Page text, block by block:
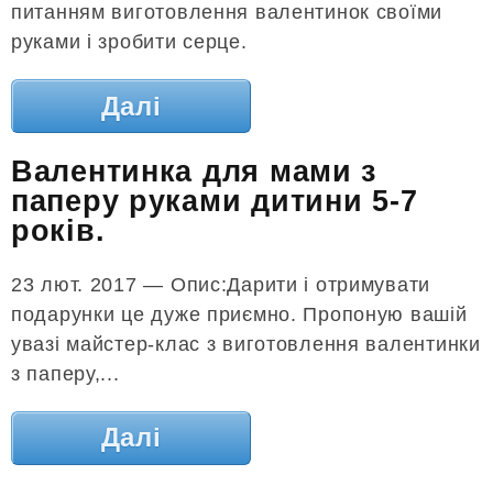
питанням виготовлення валентинок своїми
руками і зробити серце.
Далі
Валентинка для мами з
паперу руками дитини 5-7
років.
23 лют. 2017 — Опис:Дарити і отримувати
подарунки це дуже приємно. Пропоную вашій
увазі майстер-клас з виготовлення валентинки
з паперу,...
Далі